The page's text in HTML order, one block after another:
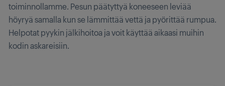
toiminnollamme. Pesun päätyttyä koneeseen leviää
höyryä samalla kun se lämmittää vettä ja pyörittää rumpua.
Helpotat pyykin jälkihoitoa ja voit käyttää aikaasi muihin
kodin askareisiin.